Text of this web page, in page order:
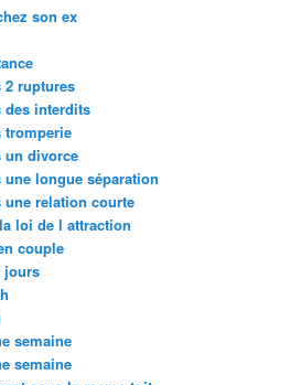
son ex
2 ruptures
des interdits
tromperie
un divorce
longue séparation
une relation courte
loi de l attraction
couple
jours
semaine
semaine